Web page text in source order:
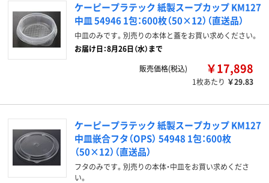
ケーピープラテック 紙製スープカップ KM127
中皿 54946 1包：600枚（50×12）（直送品）
中皿のみです。別売りの本体と蓋をお買い求めください。
お届け日：8月26日（水）まで
販売価格(税込)
￥17,898
1枚あたり ￥29.83
ケーピープラテック 紙製スープカップ KM127
中皿嵌合フタ（OPS） 54948 1包：600枚
（50×12）（直送品）
フタのみです。別売りの本体・中皿をお買い求めくださ
い。